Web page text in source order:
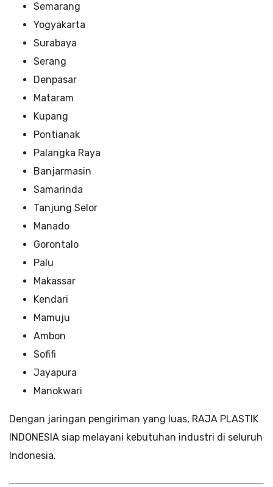
Semarang
Yogyakarta
Surabaya
Serang
Denpasar
Mataram
Kupang
Pontianak
Palangka Raya
Banjarmasin
Samarinda
Tanjung Selor
Manado
Gorontalo
Palu
Makassar
Kendari
Mamuju
Ambon
Sofifi
Jayapura
Manokwari
Dengan jaringan pengiriman yang luas, RAJA PLASTIK
INDONESIA siap melayani kebutuhan industri di seluruh
Indonesia.